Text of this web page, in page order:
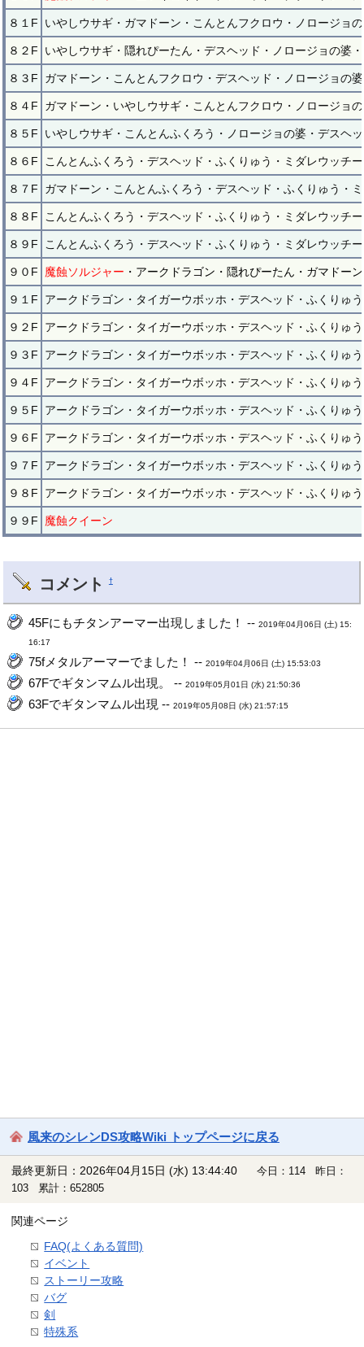
８１F いやしウサギ・ガマドーン・こんとんフクロウ・ノロージョ
８２F いやしウサギ・隠れぴーたん・デスヘッド・ノロージョの婆
８３F ガマドーン・こんとんフクロウ・デスヘッド・ノロージョの
８４F ガマドーン・いやしウサギ・こんとんフクロウ・ノロージョ
８５F いやしウサギ・こんとんふくろう・ノロージョの婆・デスヘ
８６F こんとんふくろう・デスヘッド・ふくりゅう・ミダレウッチ
８７F ガマドーン・こんとんふくろう・デスヘッド・ふくりゅう・
８８F こんとんふくろう・デスヘッド・ふくりゅう・ミダレウッチ
８９F こんとんふくろう・デスへッド・ふくりゅう・ミダレウッチ
９０F 魔蝕ソルジャー ・アークドラゴン・隠れぴーたん・ガマドー
９１F アークドラゴン・タイガーウボッホ・デスヘッド・ふくりゅ
９２F アークドラゴン・タイガーウボッホ・デスヘッド・ふくりゅ
９３F アークドラゴン・タイガーウボッホ・デスヘッド・ふくりゅ
９４F アークドラゴン・タイガーウボッホ・デスヘッド・ふくりゅ
９５F アークドラゴン・タイガーウボッホ・デスヘッド・ふくりゅ
９６F アークドラゴン・タイガーウボッホ・デスヘッド・ふくりゅ
９７F アークドラゴン・タイガーウボッホ・デスヘッド・ふくりゅ
９８F アークドラゴン・タイガーウボッホ・デスヘッド・ふくりゅ
９９F 魔蝕クイーン
コメント †
45Fにもチタンアーマー出現しました！ --2019年04月06日 (土) 15:
16:17
75fメタルアーマーでました！ --2019年04月06日 (土) 15:53:03
67Fでギタンマムル出現。 --2019年05月01日 (水) 21:50:36
63Fでギタンマムル出現 --2019年05月08日 (水) 21:57:15
風来のシレンDS攻略Wiki トップページに戻る
最終更新日：2026年04月15日 (水) 13:44:40
今日：114 昨日：
103 累計：652805
関連ページ
FAQ(よくある質問)
イベント
ストーリー攻略
バグ
剣
特殊系